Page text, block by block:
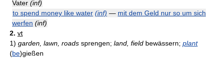
Vater (inf)
to spend money like water (inf) — mit dem Geld nur so um sich
werfen (inf)
2. vt
1) garden, lawn, roads sprengen; land, field bewässern; plant
(be)gießen